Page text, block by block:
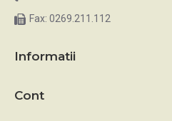
Fax: 0269.211.112
Informatii
Cont